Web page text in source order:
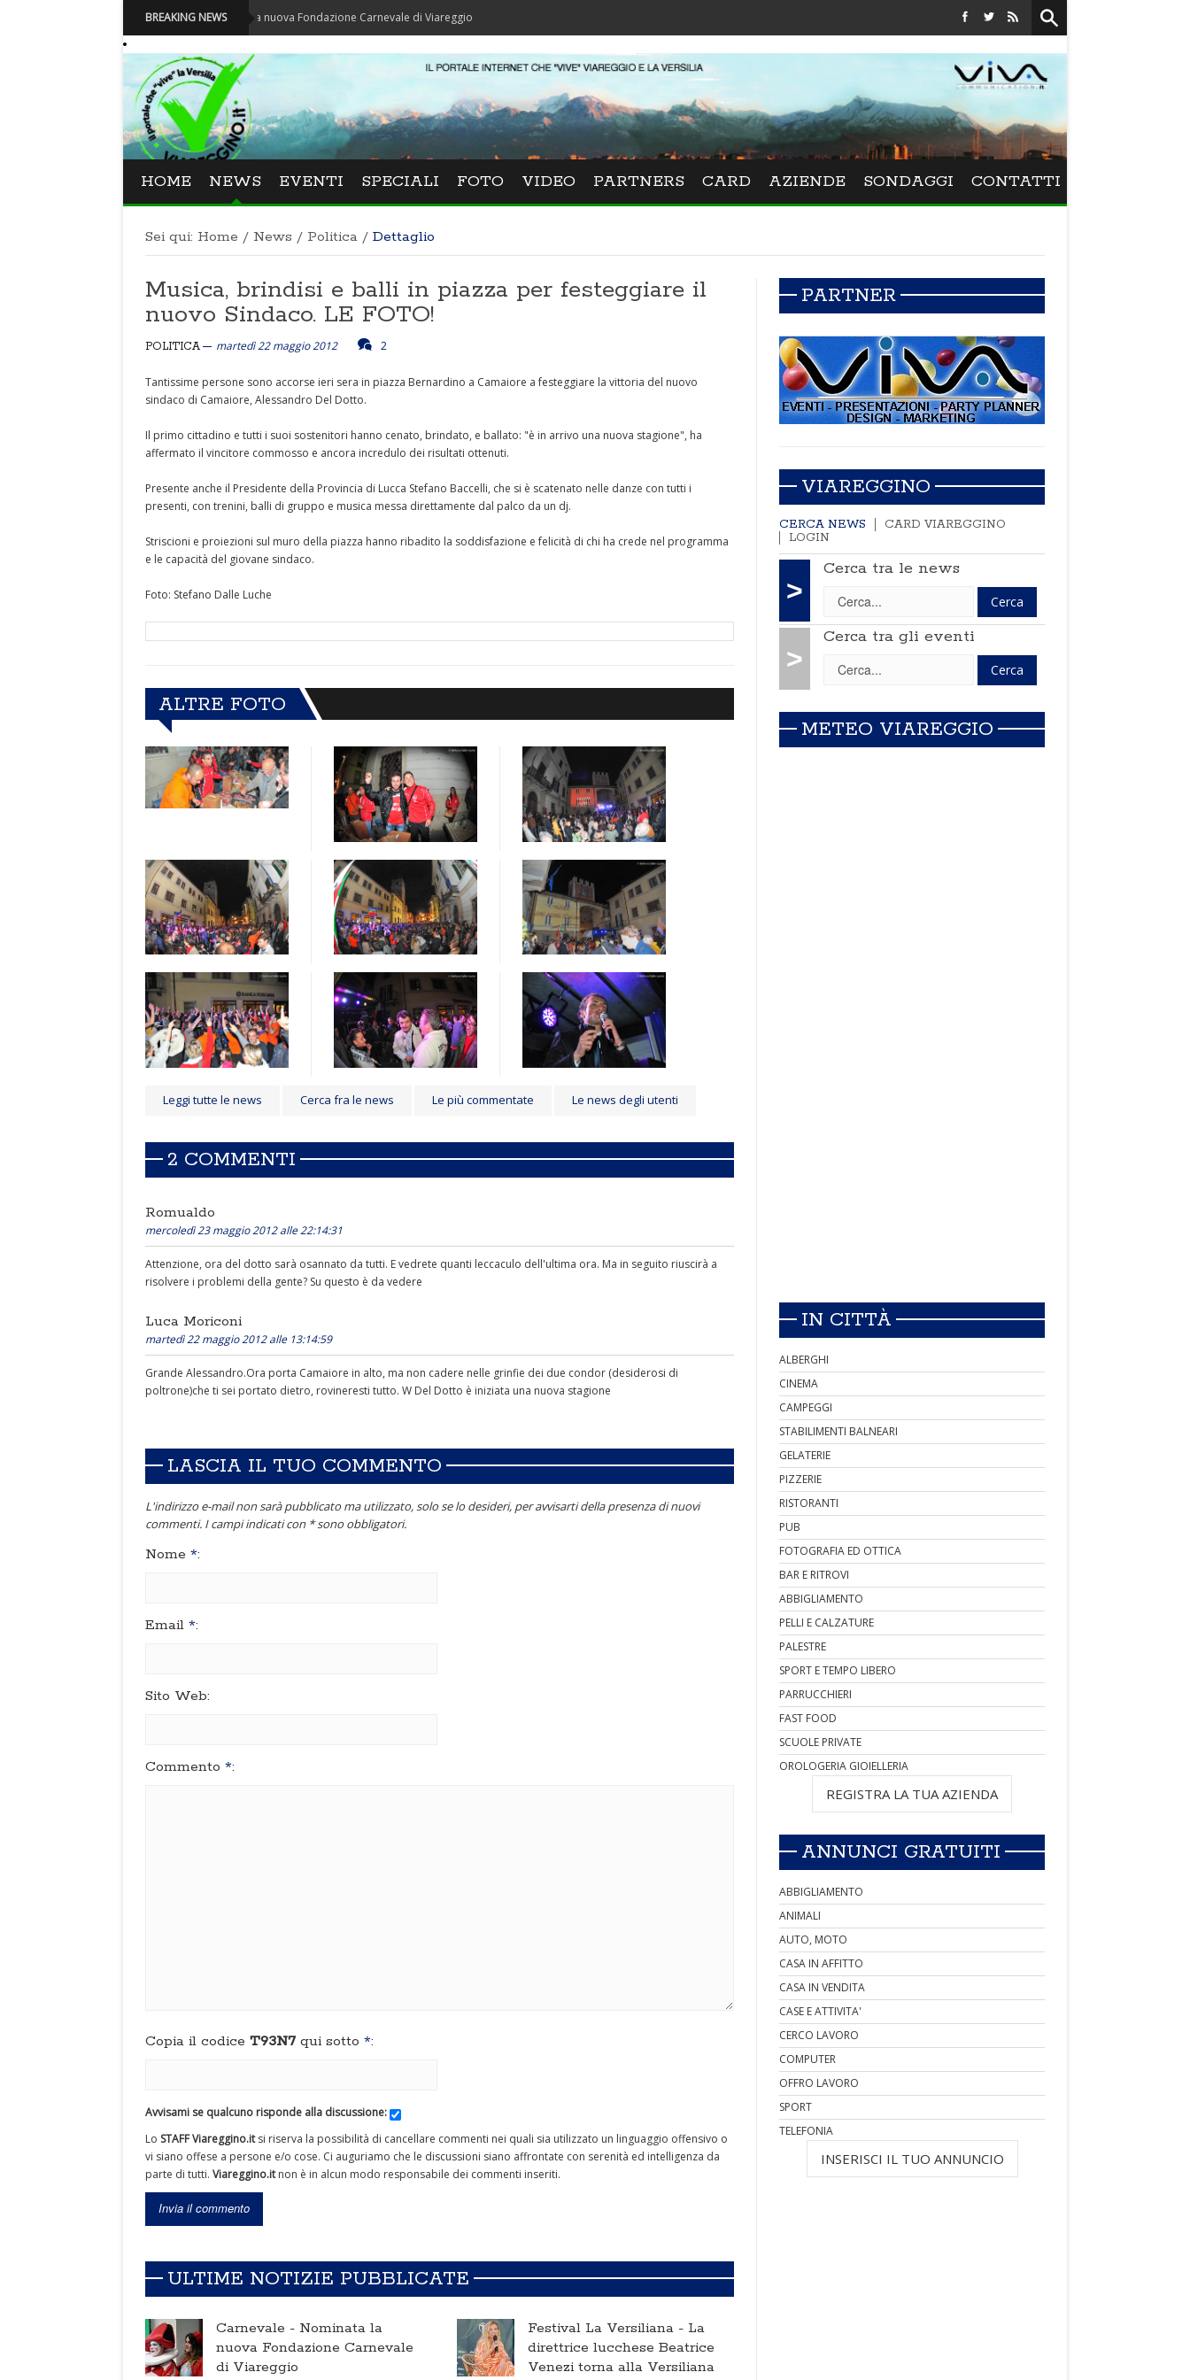
BREAKING NEWS
Carnevale - Nominata la nuova Fondazione Carnevale di Viareggio Festival La Versiliana - La direttrice lucchese Beatrice Venezi
HOME NEWS EVENTI SPECIALI FOTO VIDEO PARTNERS CARD AZIENDE SONDAGGI CONTATTI
Sei qui: Home / News / Politica / Dettaglio
Musica, brindisi e balli in piazza per festeggiare il
nuovo Sindaco. LE FOTO!
POLITICA martedì 22 maggio 2012 2
Tantissime persone sono accorse ieri sera in piazza Bernardino a Camaiore a festeggiare la vittoria del nuovo
sindaco di Camaiore, Alessandro Del Dotto.
Il primo cittadino e tutti i suoi sostenitori hanno cenato, brindato, e ballato: "è in arrivo una nuova stagione", ha
affermato il vincitore commosso e ancora incredulo dei risultati ottenuti.
Presente anche il Presidente della Provincia di Lucca Stefano Baccelli, che si è scatenato nelle danze con tutti i
presenti, con trenini, balli di gruppo e musica messa direttamente dal palco da un dj.
Striscioni e proiezioni sul muro della piazza hanno ribadito la soddisfazione e felicità di chi ha crede nel programma
e le capacità del giovane sindaco.
Foto: Stefano Dalle Luche
ALTRE FOTO
Leggi tutte le news Cerca fra le news Le più commentate Le news degli utenti
2 COMMENTI
Romualdo
mercoledì 23 maggio 2012 alle 22:14:31
Attenzione, ora del dotto sarà osannato da tutti. E vedrete quanti leccaculo dell'ultima ora. Ma in seguito riuscirà a
risolvere i problemi della gente? Su questo è da vedere
Luca Moriconi
martedì 22 maggio 2012 alle 13:14:59
Grande Alessandro.Ora porta Camaiore in alto, ma non cadere nelle grinfie dei due condor (desiderosi di
poltrone)che ti sei portato dietro, rovineresti tutto. W Del Dotto è iniziata una nuova stagione
LASCIA IL TUO COMMENTO
L'indirizzo e-mail non sarà pubblicato ma utilizzato, solo se lo desideri, per avvisarti della presenza di nuovi
commenti. I campi indicati con * sono obbligatori.
Nome *:
Email *:
Sito Web:
Commento *:
Copia il codice T93N7 qui sotto *:
Avvisami se qualcuno risponde alla discussione:
Lo STAFF Viareggino.itsi riserva la possibilità di cancellare commenti nei quali sia utilizzato un linguaggio offensivo o
vi siano offese a persone e/o cose. Ci auguriamo che le discussioni siano affrontate con serenità ed intelligenza da
parte di tutti. Viareggino.itnon è in alcun modo responsabile dei commenti inseriti.
ULTIME NOTIZIE PUBBLICATE
Carnevale - Nominata la
nuova Fondazione Carnevale
di Viareggio
Festival La Versiliana - La
direttrice lucchese Beatrice
Venezi torna alla Versiliana
PARTNER
VIAREGGINO
CERCA NEWS
CARD VIAREGGINO
LOGIN
>
Cerca tra le news
>
Cerca tra gli eventi
METEO VIAREGGIO
IN CITTÀ
ALBERGHI
CINEMA
CAMPEGGI
STABILIMENTI BALNEARI
GELATERIE
PIZZERIE
RISTORANTI
PUB
FOTOGRAFIA ED OTTICA
BAR E RITROVI
ABBIGLIAMENTO
PELLI E CALZATURE
PALESTRE
SPORT E TEMPO LIBERO
PARRUCCHIERI
FAST FOOD
SCUOLE PRIVATE
OROLOGERIA GIOIELLERIA
REGISTRA LA TUA AZIENDA
ANNUNCI GRATUITI
ABBIGLIAMENTO
ANIMALI
AUTO, MOTO
CASA IN AFFITTO
CASA IN VENDITA
CASE E ATTIVITA'
CERCO LAVORO
COMPUTER
OFFRO LAVORO
SPORT
TELEFONIA
INSERISCI IL TUO ANNUNCIO